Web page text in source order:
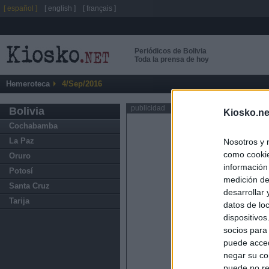
Nosotros y
como
medición
desarrollar
datos de
socios
puede
negar su
Periódicos de Bolivia
Toda la prensa de hoy
Hemeroteca 4/Sep/2016
Bolivia
Cochabamba
La Paz
Oruro
Potosí
Santa Cruz
Tarija
publicidad
[ español ] [ english ] [ français ]